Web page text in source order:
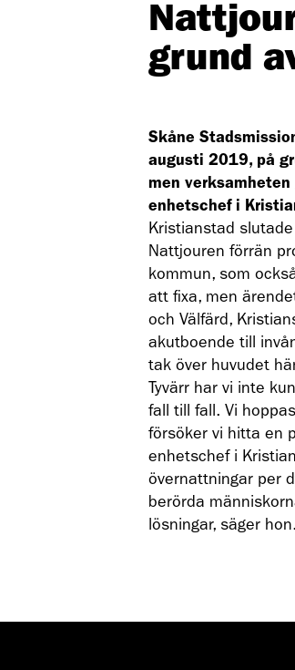
grund
Skåne
augusti 2019, på
men
enhetschef i
Kristianstad
Nattjouren förrän
kommun, som
att fixa, men
och Välfärd,
akutboende till
tak över huvudet
Tyvärr har vi inte
fall till fall. Vi
försöker vi hitta en
enhetschef i
övernattningar per
berörda
lösningar, säger hon.